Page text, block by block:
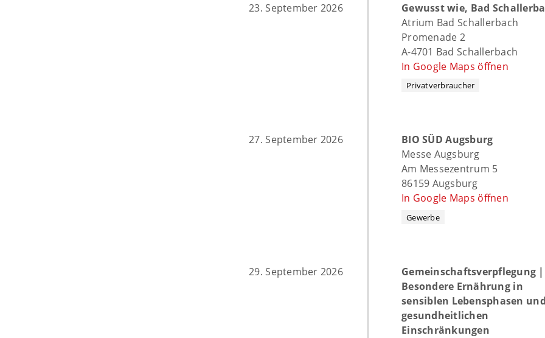
23. September 2026
Gewusst wie, Bad
Atrium Bad Schallerbach
Promenade 2
A-4701 Bad Schallerbach
In Google Maps öffnen
Privatverbraucher
27. September 2026
BIO SÜD Augsburg
Messe Augsburg
Am Messezentrum 5
86159 Augsburg
In Google Maps öffnen
Gewerbe
29. September 2026
Gemeinschaftsverpflegung |
Besondere Ernährung in
sensiblen Lebensphasen
gesundheitlichen
Einschränkungen